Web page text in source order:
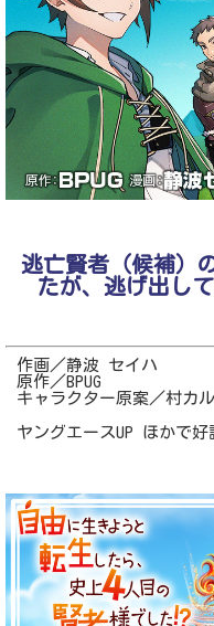
逃亡賢者（候補）
たが、逃げ出し
作画／静波 セイハ
原作／BPUG
キャラクター原案／村カ
ヤングエースUP ほかで好